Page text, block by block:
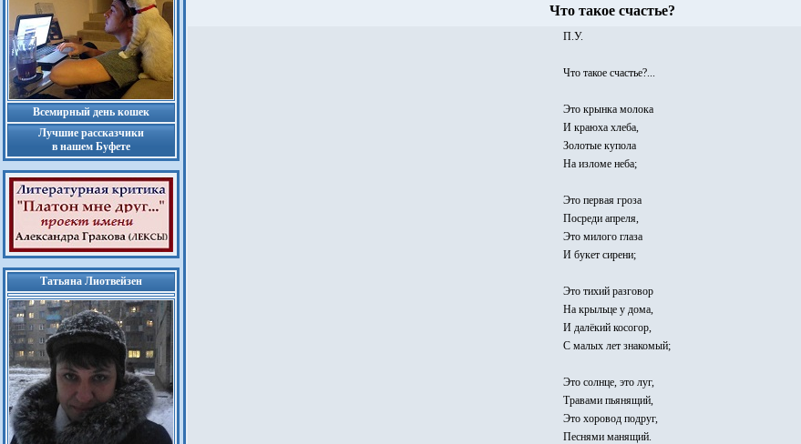
Всемирный день кошек
Лучшие рассказчики
в нашем Буфете
Татьяна Лиотвейзен
Что такое счастье?
П.У.
Что такое счастье?...
Это крынка молока
И краюха хлеба,
Золотые купола
На изломе неба;
Это первая гроза
Посреди апреля,
Это милого глаза
И букет сирени;
Это тихий разговор
На крыльце у дома,
И далёкий косогор,
С малых лет знакомый;
Это солнце, это луг,
Травами пьянящий,
Это хоровод подруг,
Песнями манящий.